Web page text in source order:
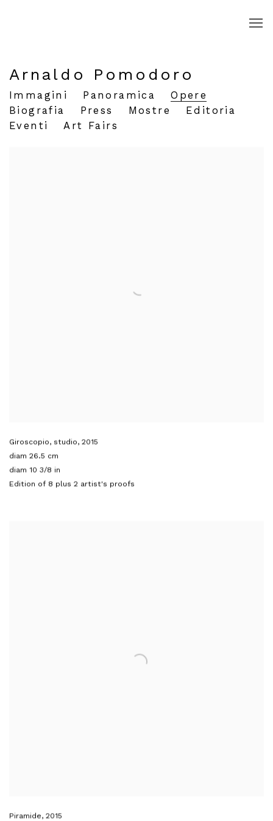
Arnaldo Pomodoro
Immagini Panoramica
Opere
Biografia
Press Mostre
Editoria
Eventi
Art Fairs
Giroscopio, studio, 2015
diam 26.5 cm
diam 10 3/8 in
Edition of 8 plus 2 artist's proofs
Piramide, 2015